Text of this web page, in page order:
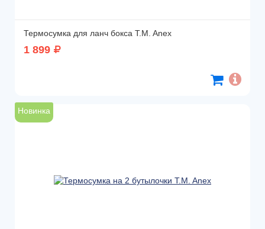
Термосумка для ланч бокса T.M. Anex
1 899
Новинка